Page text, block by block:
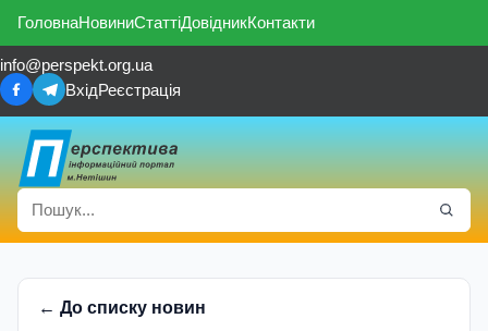
ГоловнаНовиниСтаттіДовідникКонтакти
info@perspekt.org.ua
ВхідРеєстрація
← До списку новин